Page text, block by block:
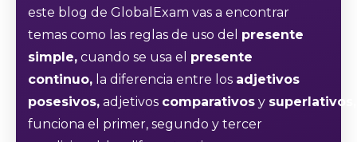
este blog de GlobalExam vas a encontrar
temas como las reglas de uso del presente
simple, cuando se usa el presente
continuo, la diferencia entre los adjetivos
posesivos, adjetivos comparativos y superlativos,
funciona el primer, segundo y tercer